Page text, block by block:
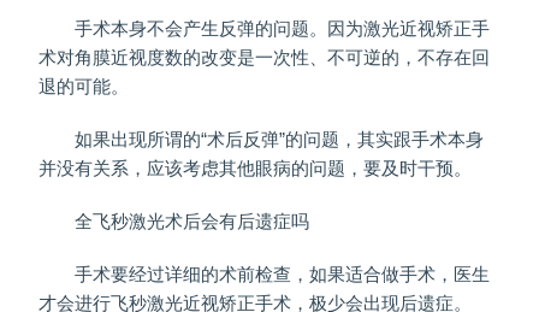
手术本身不会产生反弹的问题。因为激光近视矫正手
术对角膜近视度数的改变是一次性、不可逆的，不存在回
退的可能。
如果出现所谓的“术后反弹”的问题，其实跟手术本身
并没有关系，应该考虑其他眼病的问题，要及时干预。
全飞秒激光术后会有后遗症吗
手术要经过详细的术前检查，如果适合做手术，医生
才会进行飞秒激光近视矫正手术，极少会出现后遗症。